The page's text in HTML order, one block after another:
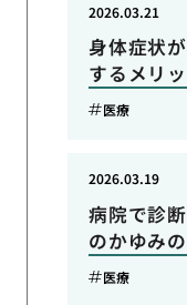
身体症状
するメリ
2026.03.21
医療
病院で診
のかゆみ
2026.03.19
医療